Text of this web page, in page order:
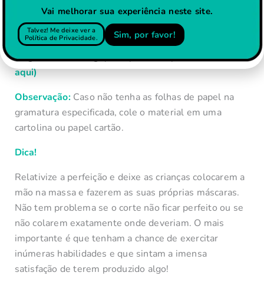
– Tesoura
– Elástico
– Impressão do arquivo, preferencialmente em papel
de gramatura 180g.(você pode comprarclicando
aqui)
Observação:Caso não tenha as folhas de papel na
gramatura especificada, cole o material em uma
cartolina ou papel cartão.
Dica!
Relativize a perfeição e deixe as crianças colocarem a
mão na massa e fazerem as suas próprias máscaras.
Não tem problema se o corte não ficar perfeito ou se
não colarem exatamente onde deveriam. O mais
importante é que tenham a chance de exercitar
inúmeras habilidades e que sintam a imensa
satisfação de terem produzido algo!
Vai melhorar sua experiência neste site.
Talvez! Me deixe ver a
Política de Privacidade.
Sim, por favor!